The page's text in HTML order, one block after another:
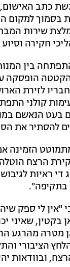
בסמוך למקום
שירות
חקירה
בין
הופסקה
לזירת
קולני
בעט הנאשם
להסתיר את
הזמינה
הרצח
די ראיות
בתקיפה".
"אין לי ספק
בקטין,
מטרה מהרגע
הציבורי
ובוודאות